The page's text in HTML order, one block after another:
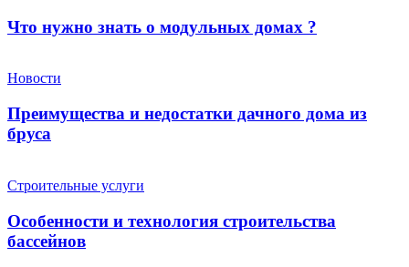
Что нужно знать о модульных домах ?
Новости
Преимущества и недостатки дачного дома из
бруса
Строительные услуги
Особенности и технология строительства
бассейнов